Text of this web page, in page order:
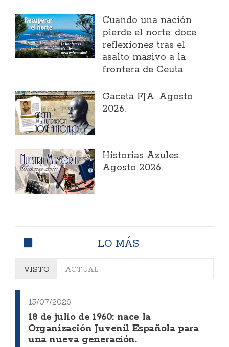
Cuando una nación
pierde el norte: doce
reflexiones tras el
asalto masivo a la
frontera de Ceuta
Gaceta FJA. Agosto
2026.
Historias Azules.
Agosto 2026.
LO MÁS
VISTO ACTUAL
15/07/2026
18 de julio de 1960: nace la
Organización Juvenil Española para
una nueva generación.